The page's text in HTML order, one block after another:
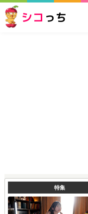
シコ っち
特集